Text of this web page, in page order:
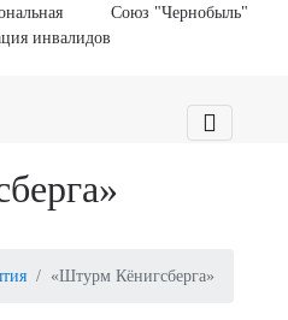
инвалидов
Союз "Чернобыль"
«Штурм Кёнигсберга»